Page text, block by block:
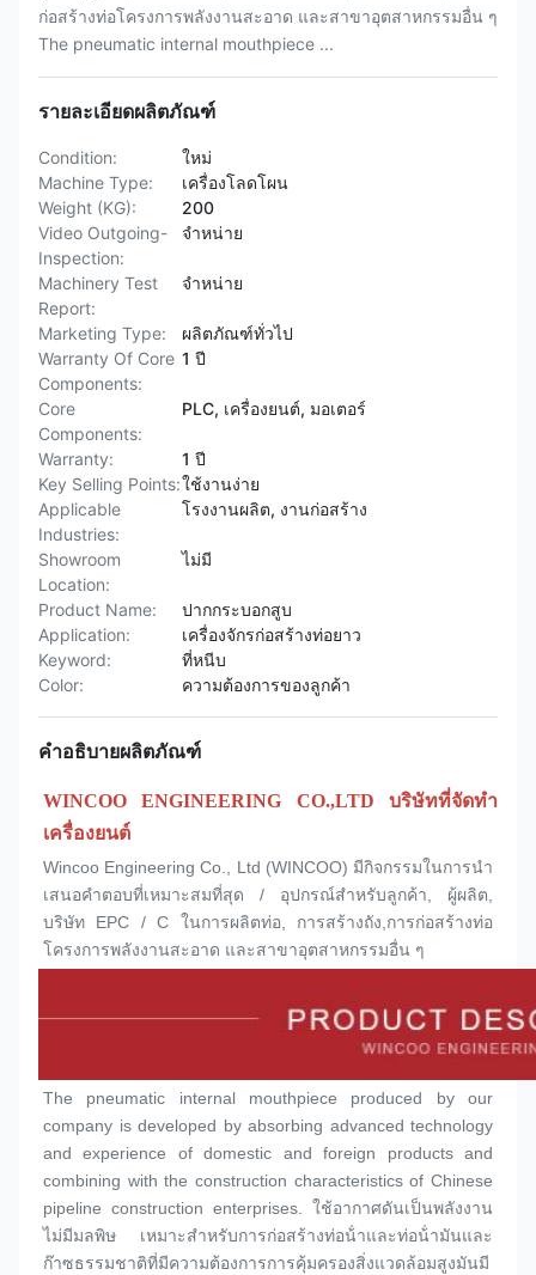
ก่อสร้างท่อโครงการพลังงานสะอาด และสาขาอุตสาหกรรมอื่น ๆ
The pneumatic internal mouthpiece ...
รายละเอียดผลิตภัณฑ์
Condition:
ใหม่
Machine Type:
เครื่องโลดโผน
Weight (KG):
200
Video Outgoing-
Inspection:
จําหน่าย
Machinery Test
Report:
จําหน่าย
Marketing Type:
ผลิตภัณฑ์ทั่วไป
Warranty Of Core
Components:
1 ปี
Core
Components:
PLC, เครื่องยนต์, มอเตอร์
Warranty:
1 ปี
Key Selling Points:ใช้งานง่าย
Applicable
Industries:
โรงงานผลิต, งานก่อสร้าง
Showroom
Location:
ไม่มี
Product Name:
ปากกระบอกสูบ
Application:
เครื่องจักรก่อสร้างท่อยาว
Keyword:
ที่หนีบ
Color:
ความต้องการของลูกค้า
คำอธิบายผลิตภัณฑ์
WINCOO ENGINEERING CO.,LTD บริษัทที่จัดทํา
เครื่องยนต์
Wincoo Engineering Co., Ltd (WINCOO) มีกิจกรรมในการนํา
เสนอคําตอบที่เหมาะสมที่สุด / อุปกรณ์สําหรับลูกค้า, ผู้ผลิต,
บริษัท EPC / C ในการผลิตท่อ, การสร้างถัง,การก่อสร้างท่อ
โครงการพลังงานสะอาด และสาขาอุตสาหกรรมอื่น ๆ
The pneumatic internal mouthpiece produced by our
company is developed by absorbing advanced technology
and experience of domestic and foreign products and
combining with the construction characteristics of Chinese
pipeline construction enterprises. ใช้อากาศดันเป็นพลังงาน
ไม่มีมลพิษ เหมาะสําหรับการก่อสร้างท่อน้ําและท่อน้ํามันและ
ก๊าซธรรมชาติที่มีความต้องการการคุ้มครองสิ่งแวดล้อมสูงมันมี